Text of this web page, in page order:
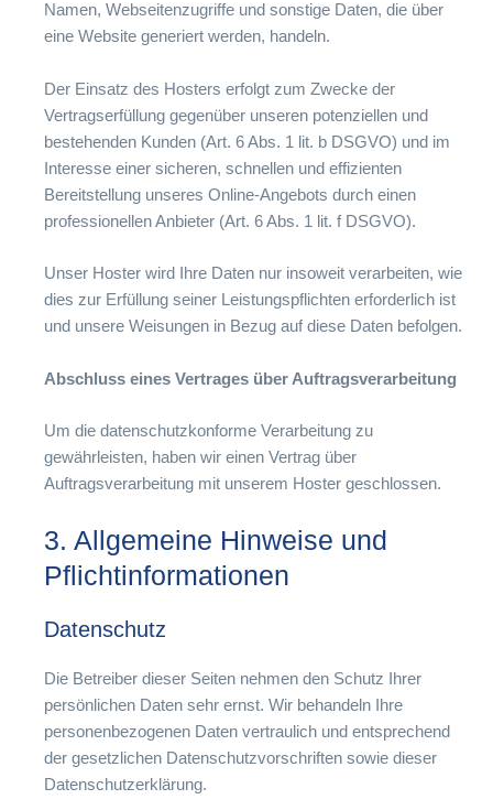
Namen, Webseitenzugriffe und sonstige Daten, die über
eine Website generiert werden, handeln.
Der Einsatz des Hosters erfolgt zum Zwecke der
Vertragserfüllung gegenüber unseren potenziellen und
bestehenden Kunden (Art. 6 Abs. 1 lit. b DSGVO) und im
Interesse einer sicheren, schnellen und effizienten
Bereitstellung unseres Online-Angebots durch einen
professionellen Anbieter (Art. 6 Abs. 1 lit. f DSGVO).
Unser Hoster wird Ihre Daten nur insoweit verarbeiten, wie
dies zur Erfüllung seiner Leistungspflichten erforderlich ist
und unsere Weisungen in Bezug auf diese Daten befolgen.
Abschluss eines Vertrages über Auftragsverarbeitung
Um die datenschutzkonforme Verarbeitung zu
gewährleisten, haben wir einen Vertrag über
Auftragsverarbeitung mit unserem Hoster geschlossen.
3. Allgemeine Hinweise und
Pflichtinformationen
Datenschutz
Die Betreiber dieser Seiten nehmen den Schutz Ihrer
persönlichen Daten sehr ernst. Wir behandeln Ihre
personenbezogenen Daten vertraulich und entsprechend
der gesetzlichen Datenschutzvorschriften sowie dieser
Datenschutzerklärung.